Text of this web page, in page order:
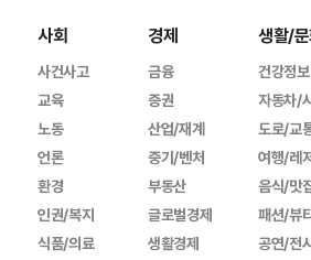
사회
사건사고
교육
노동
언론
환경
인권/복지
식품/의료
경제
금융
증권
산업/재계
중기/벤처
부동산
글로벌경제
생활경제
생활/
건강정보
자동차/
도로/교
여행/레
음식/맛
패션/뷰
공연/전